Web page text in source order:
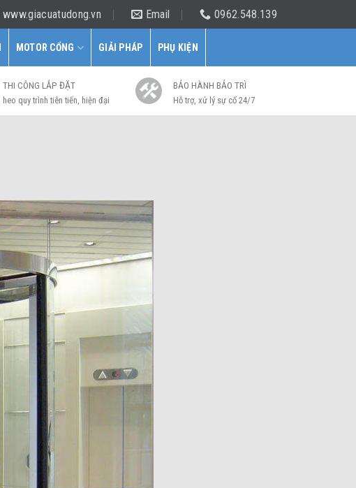
www.giacuatudong.vn Email 0962.548.139
MOTOR CỔNG GIẢI PHÁP PHỤ KIỆN
THI CÔNG LẮP ĐẶT
heo quy trình tiên tiến, hiện đại
BẢO HÀNH BẢO TRÌ
Hỗ trợ, xử lý sự cố 24/7